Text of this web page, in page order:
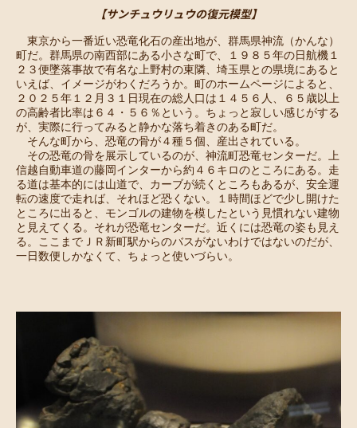
【サンチュウリュウの復元模型】
東京から一番近い恐竜化石の産出地が、群馬県神流（かんな）
町だ。群馬県の南西部にある小さな町で、１９８５年の日航機１
２３便墜落事故で有名な上野村の東隣、埼玉県との県境にあると
いえば、イメージがわくだろうか。町のホームページによると、
２０２５年１２月３１日現在の総人口は１４５６人、６５歳以上
の高齢者比率は６４・５６％という。ちょっと寂しい感じがする
が、実際に行ってみると静かな落ち着きのある町だ。
そんな町から、恐竜の骨が４種５個、産出されている。
その恐竜の骨を展示しているのが、神流町恐竜センターだ。上
信越自動車道の藤岡インターから約４６キロのところにある。走
る道は基本的には山道で、カーブが続くところもあるが、安全運
転の速度で走れば、それほど恐くない。１時間ほどで少し開けた
ところに出ると、モンゴルの建物を模したという見慣れない建物
と見えてくる。それが恐竜センターだ。近くには恐竜の姿も見え
る。ここまでＪＲ新町駅からのバスがないわけではないのだが、
一日数便しかなくて、ちょっと使いづらい。